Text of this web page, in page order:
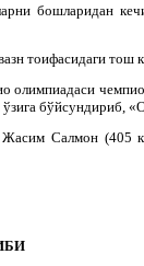
бошларидан
тоифасидаги тош
олимпиадаси
бўйсундириб,
Салмон (405